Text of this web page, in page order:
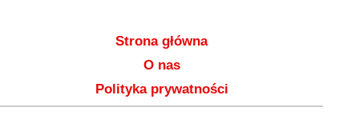
Strona główna
O nas
Polityka prywatności